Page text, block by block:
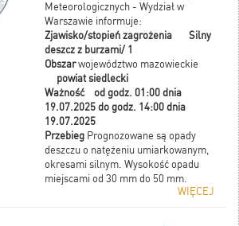
Meteorologicznych - Wydział w
Warszawie informuje:
Zjawisko/stopień zagrożenia Silny
deszcz z burzami/ 1
Obszarwojewództwo mazowieckie
powiat siedlecki
Ważność od godz. 01:00 dnia
19.07.2025 do godz. 14:00 dnia
19.07.2025
Przebieg Prognozowane są opady
deszczu o natężeniu umiarkowanym,
okresami silnym. Wysokość opadu
miejscami od 30 mm do 50 mm.
Opadom towarzyszyć będą burze z
WIĘCEJ